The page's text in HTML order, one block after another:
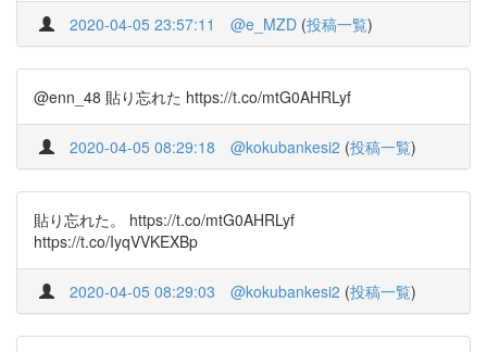
2020-04-05 23:57:11 @e_MZD (投稿一覧)
@enn_48 貼り忘れた https://t.co/mtG0AHRLyf
2020-04-05 08:29:18 @kokubankesi2 (投稿一覧)
貼り忘れた。 https://t.co/mtG0AHRLyf
https://t.co/IyqVVKEXBp
2020-04-05 08:29:03 @kokubankesi2 (投稿一覧)